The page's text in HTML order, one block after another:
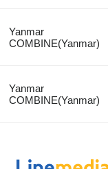
Yanmar
COMBINE(Yanmar)
Yanmar
COMBINE(Yanmar)